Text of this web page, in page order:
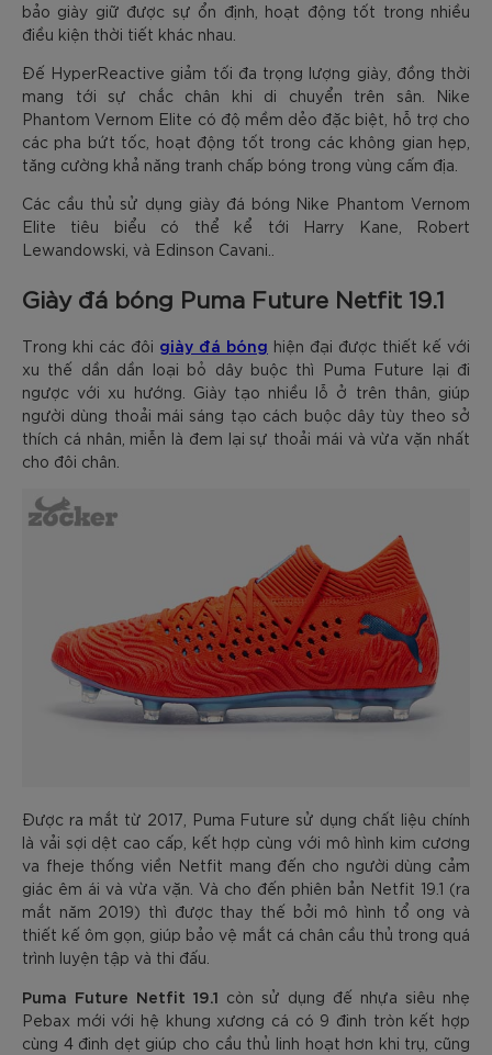
bảo giày giữ được sự ổn định, hoạt động tốt trong nhiều
điều kiện thời tiết khác nhau.
Đế HyperReactive giảm tối đa trọng lượng giày, đồng thời
mang tới sự chắc chân khi di chuyển trên sân. Nike
Phantom Vernom Elite có độ mềm dẻo đặc biệt, hỗ trợ cho
các pha bứt tốc, hoạt động tốt trong các không gian hẹp,
tăng cường khả năng tranh chấp bóng trong vùng cấm địa.
Các cầu thủ sử dụng giày đá bóng Nike Phantom Vernom
Elite tiêu biểu có thể kể tới Harry Kane, Robert
Lewandowski, và Edinson Cavani..
Giày đá bóng Puma Future Netfit 19.1
Trong khi các đôi giày đá bóng hiện đại được thiết kế với
xu thế dần dần loại bỏ dây buộc thì Puma Future lại đi
ngược với xu hướng. Giày tạo nhiều lỗ ở trên thân, giúp
người dùng thoải mái sáng tạo cách buộc dây tùy theo sở
thích cá nhân, miễn là đem lại sự thoải mái và vừa vặn nhất
cho đôi chân.
Được ra mắt từ 2017, Puma Future sử dụng chất liệu chính
là vải sợi dệt cao cấp, kết hợp cùng với mô hình kim cương
va fheje thống viền Netfit mang đến cho người dùng cảm
giác êm ái và vừa vặn. Và cho đến phiên bản Netfit 19.1 (ra
mắt năm 2019) thì được thay thế bởi mô hình tổ ong và
thiết kế ôm gọn, giúp bảo vệ mắt cá chân cầu thủ trong quá
trình luyện tập và thi đấu.
Puma Future Netfit 19.1 còn sử dụng đế nhựa siêu nhẹ
Pebax mới với hệ khung xương cá có 9 đinh tròn kết hợp
cùng 4 đinh dẹt giúp cho cầu thủ linh hoạt hơn khi trụ, cũng